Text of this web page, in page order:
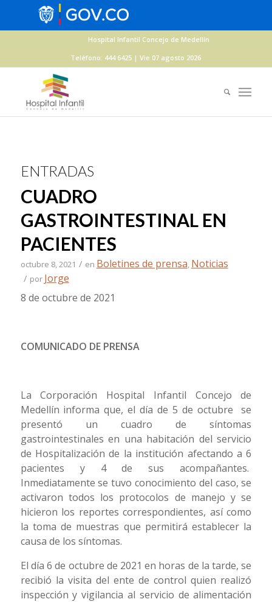
Hospital Infantil Concejo de Medellín
Teléfono: 444 6425 | Vie 07 agosto 2026
ENTRADAS
CUADRO
GASTROINTESTINAL EN
PACIENTES
octubre 8, 2021 / en Boletines de prensa, Noticias
/ por Jorge
8 de octubre de 2021
COMUNICADO DE PRENSA
La Corporación Hospital Infantil Concejo de
Medellín informa que, el día de 5 de octubre se
presentó un cuadro de síntomas
gastrointestinales en una habitación del servicio
de Hospitalización de la institución afectando a 6
pacientes y 4 de sus acompañantes.
Inmediatamente se tuvo conocimiento del caso, se
activaron todos los protocolos de manejo y se
hicieron los reportes correspondientes, así como
la toma de muestras que permitirá establecer la
causa de los síntomas.
El día 6 de octubre de 2021 en horas de la tarde, se
recibió la visita del ente de control quien realizó
inspección y vigilancia al servicio de alimentación